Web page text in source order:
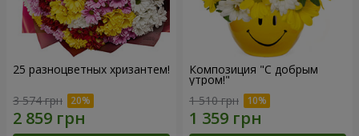
25 разноцветных хризантем!
3 574 грн
Композиция "С добрым
утром!"
1 510 грн